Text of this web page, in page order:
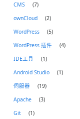
CMS
(7)
ownCloud
(2)
WordPress
(5)
WordPress 插件
(4)
IDE工具
(1)
Android Studio
(1)
伺服器
(19)
Apache
(3)
Git
(1)